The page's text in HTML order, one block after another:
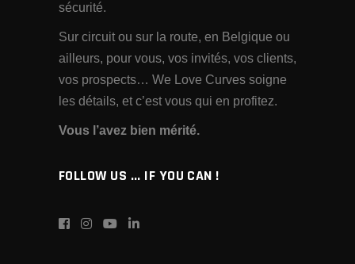
sécurité.
Sur circuit ou sur la route, en Belgique ou
ailleurs, pour vous, vos invités, vos clients,
vos prospects… We Love Curves soigne
les détails, et c’est vous qui en profitez.
Vous l’avez bien mérité.
FOLLOW US ... IF YOU CAN !